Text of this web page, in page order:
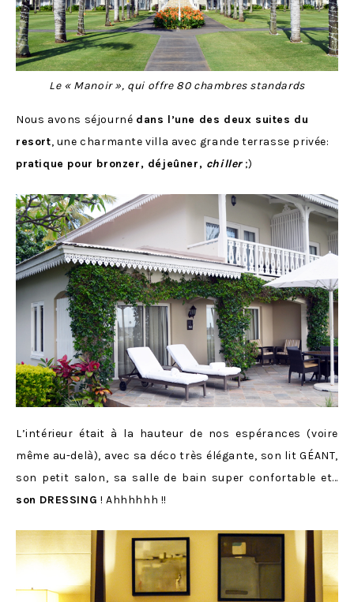
Le « Manoir », qui offre 80 chambres standards
Nous avons séjourné dans l’une des deux suites du
resort, une charmante villa avec grande terrasse privée:
pratique pour bronzer, déjeûner, chiller;)
L’intérieur était à la hauteur de nos espérances (voire
même au-delà), avec sa déco très élégante, son lit GÉANT,
son petit salon, sa salle de bain super confortable et…
son DRESSING ! Ahhhhhh !!